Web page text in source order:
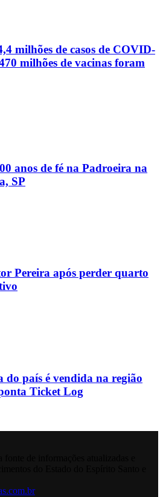
milhões de casos de COVID-
milhões de vacinas foram
anos de fé na Padroeira na
SP
Pereira após perder quarto
do país é vendida na região
Ticket Log